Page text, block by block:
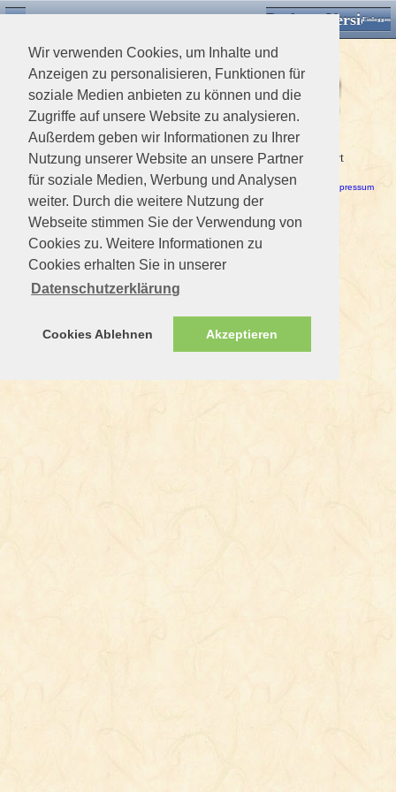
Wir verwenden Cookies, um Inhalte und
Anzeigen zu personalisieren, Funktionen für
soziale Medien anbieten zu können und die
Zugriffe auf unsere Website zu analysieren.
Außerdem geben wir Informationen zu Ihrer
Nutzung unserer Website an unsere Partner
für soziale Medien, Werbung und Analysen
weiter. Durch die weitere Nutzung der
Webseite stimmen Sie der Verwendung von
Cookies zu. Weitere Informationen zu
Cookies erhalten Sie in unserer
Datenschutzerklärung
Cookies Ablehnen Akzeptieren
Desktop VersionEinloggen
Ein Fehler ist aufgetreten!
Dieses Mitglied ist nicht vorhanden. Das Profil kann nicht editiert
werden.
Haftungsausschluss / Nutzungsbedingungen-Datenschutzerklärung Impressum